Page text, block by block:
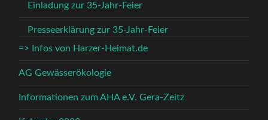
Einladung zur 35-Jahr-Feier
Presseerklärung zur 35-Jahr-Feier
=> Infos von Harzer-Heimat.de
AG Gewässerökologie
Informationen zum AHA e.V. Gera-Zeitz